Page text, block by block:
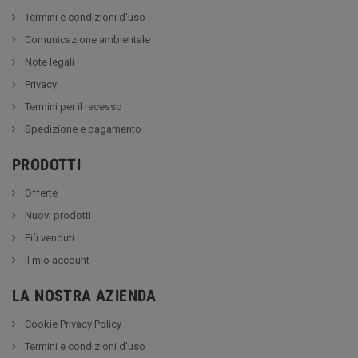
Termini e condizioni d'uso
Comunicazione ambientale
Note legali
Privacy
Termini per il recesso
Spedizione e pagamento
PRODOTTI
Offerte
Nuovi prodotti
Più venduti
Il mio account
LA NOSTRA AZIENDA
Cookie Privacy Policy
Termini e condizioni d'uso